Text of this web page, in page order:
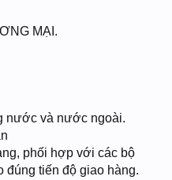
MẠI.
nước và nước ngoài.
phối hợp với các bộ
đúng tiến độ giao hàng.